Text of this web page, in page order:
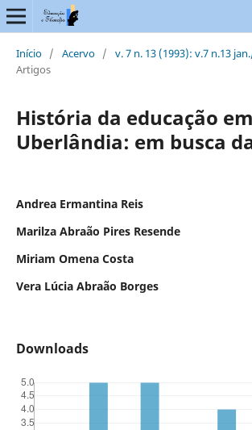
Início / Acervo / v. 7 n. 13 (1993): v.7 n.13
Artigos
História da educação em
Uberlândia: em busca
Andrea Ermantina Reis
Marilza Abraão Pires Resende
Miriam Omena Costa
Vera Lúcia Abraão Borges
Downloads